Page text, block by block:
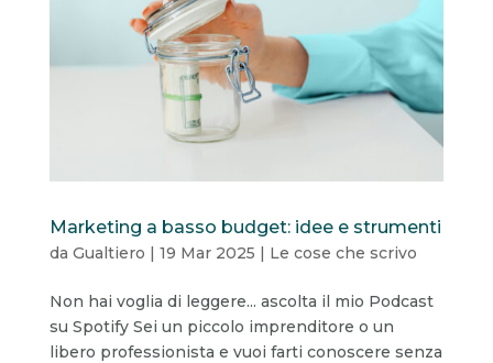
Marketing a basso budget: idee e strumenti
da Gualtiero | 19 Mar 2025 | Le cose che scrivo
Non hai voglia di leggere... ascolta il mio Podcast
su Spotify Sei un piccolo imprenditore o un
libero professionista e vuoi farti conoscere senza